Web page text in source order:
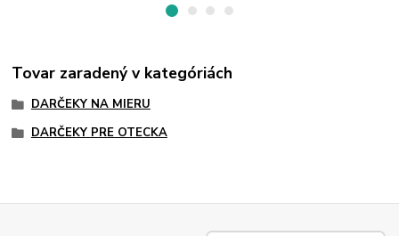
Tovar zaradený v kategóriách
DARČEKY NA MIERU
DARČEKY PRE OTECKA